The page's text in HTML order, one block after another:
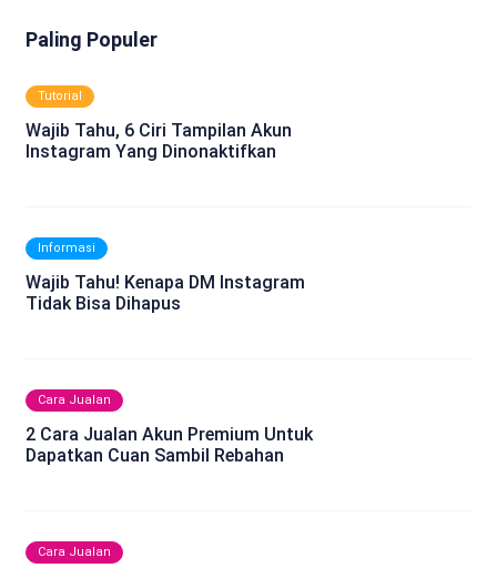
Paling Populer
Tutorial
Wajib Tahu, 6 Ciri Tampilan Akun
Instagram Yang Dinonaktifkan
Informasi
Wajib Tahu! Kenapa DM Instagram
Tidak Bisa Dihapus
Cara Jualan
2 Cara Jualan Akun Premium Untuk
Dapatkan Cuan Sambil Rebahan
Cara Jualan